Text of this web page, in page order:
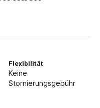
Reus
Flexibilität
Keine
Stornierungsgebühr